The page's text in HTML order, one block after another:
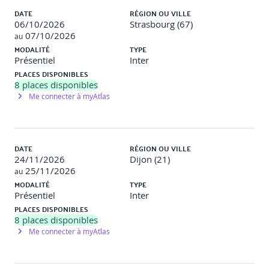
Jour 2 : Favoriser la communication et surmonter les
conflits
Soigner sa communication pour favoriser la
coopération
Les leviers de communication qui favorisent la
coopération : communication verbale, non-verbale,
La méthode SCARF pour favoriser la collaboration.
Prévenir les risques de conflits par un relationnel de
qualité
Identifier les différences de représentation de la
réalité pour comprendre les divergences au sein du
groupe.
Améliorer les relations grâce à l’empathie, la
DATE
06/10/2026
au 07/10/2026
RÉGION OU VILLE
Strasbourg (67)
MODALITÉ
Présentiel
TYPE
Inter
PLACES DISPONIBLES
8 places disponibles
Me connecter à myAtlas
DATE
24/11/2026
au 25/11/2026
RÉGION OU VILLE
Dijon (21)
MODALITÉ
Présentiel
TYPE
Inter
PLACES DISPONIBLES
8 places disponibles
Me connecter à myAtlas